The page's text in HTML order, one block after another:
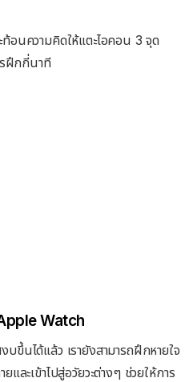
ท้อนความคิดให้แตะไอคอน 3 จุด
รฝึกกี่นาที
Watch
ขึ้นได้แล้ว เรายังสามารถฝึกหายใจ
และเข้าไปสู่อวัยวะต่างๆ ช่วยให้การ